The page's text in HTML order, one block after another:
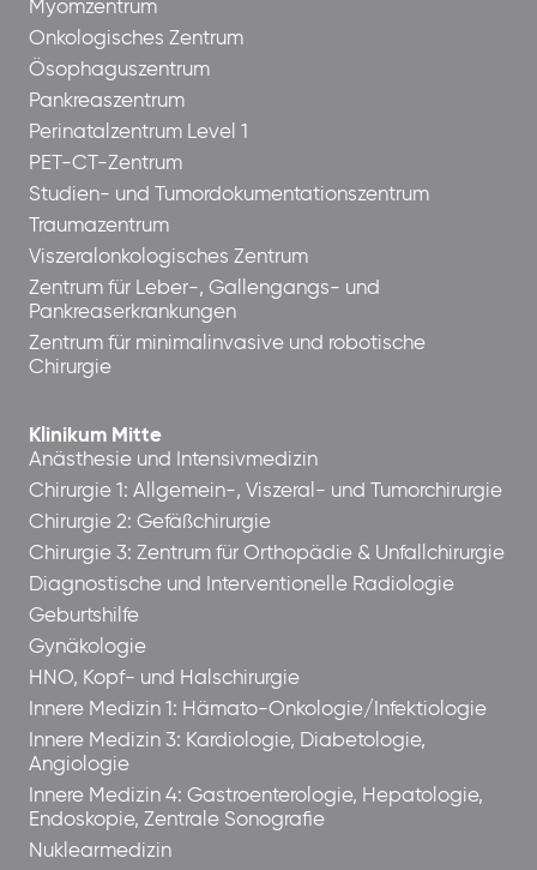
Myomzentrum
Onkologisches Zentrum
Ösophaguszentrum
Pankreaszentrum
Perinatalzentrum Level 1
PET-CT-Zentrum
Studien- und Tumordokumentationszentrum
Traumazentrum
Viszeralonkologisches Zentrum
Zentrum für Leber-, Gallengangs- und
Pankreaserkrankungen
Zentrum für minimalinvasive und robotische
Chirurgie
Klinikum Mitte
Anästhesie und Intensivmedizin
Chirurgie 1: Allgemein-, Viszeral- und Tumorchirurgie
Chirurgie 2: Gefäßchirurgie
Chirurgie 3: Zentrum für Orthopädie & Unfallchirurgie
Diagnostische und Interventionelle Radiologie
Geburtshilfe
Gynäkologie
HNO, Kopf- und Halschirurgie
Innere Medizin 1: Hämato-Onkologie/Infektiologie
Innere Medizin 3: Kardiologie, Diabetologie,
Angiologie
Innere Medizin 4: Gastroenterologie, Hepatologie,
Endoskopie, Zentrale Sonografie
Nuklearmedizin